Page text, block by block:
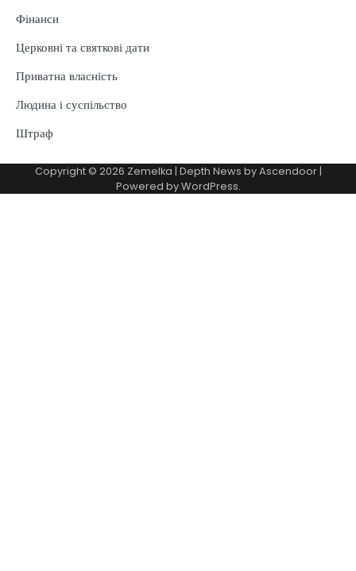
Фінанси
Церковні та святкові дати
Приватна власність
Людина і суспільство
Штраф
Copyright © 2026 Zemelka | Depth News byAscendoor|
Powered byWordPress.